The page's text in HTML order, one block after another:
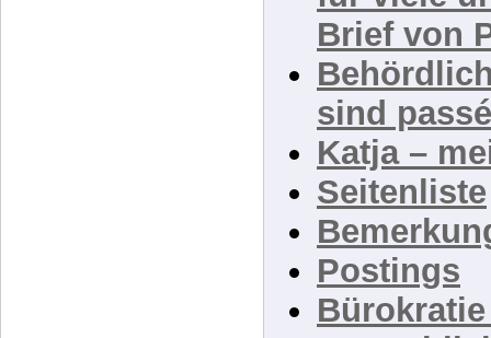
für viele
Brief von
sind
Katja –
Seitenliste
Postings